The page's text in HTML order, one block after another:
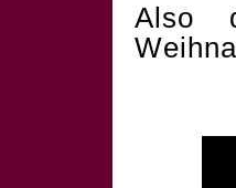
Also